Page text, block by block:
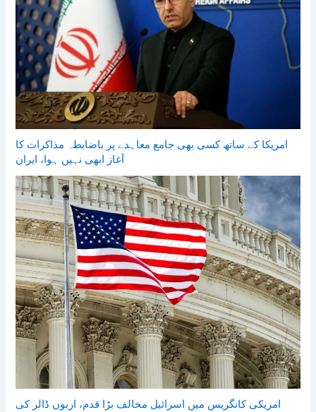
امریکا کے ساتھ کسی بھی جامع معاہدے پر باضابطہ مذاکرات کا
آغاز ابھی نہیں ہوا، ایران
امریکی کانگریس میں اسرائیل مخالف بڑا قدم، اربوں ڈالر کی